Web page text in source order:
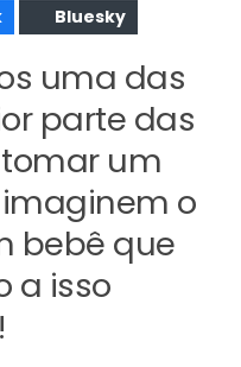
Bluesky
uma das
parte das
um
o
bebê que
a isso